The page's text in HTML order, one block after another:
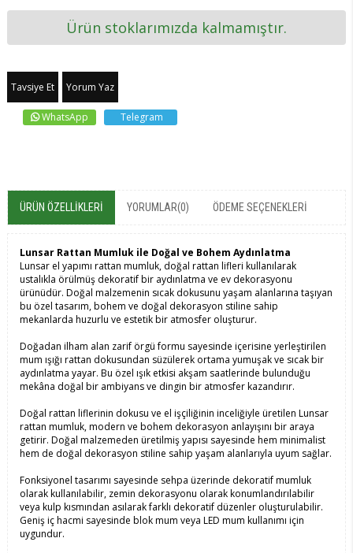
Ürün stoklarımızda kalmamıştır.
Tavsiye Et Yorum Yaz
WhatsApp Telegram
ÜRÜN ÖZELLIKLERI YORUMLAR(0) ÖDEME SEÇENEKLERI
Lunsar Rattan Mumluk ile Doğal ve Bohem Aydınlatma
Lunsar el yapımı rattan mumluk, doğal rattan lifleri kullanılarak
ustalıkla örülmüş dekoratif bir aydınlatma ve ev dekorasyonu
ürünüdür. Doğal malzemenin sıcak dokusunu yaşam alanlarına taşıyan
bu özel tasarım, bohem ve doğal dekorasyon stiline sahip
mekanlarda huzurlu ve estetik bir atmosfer oluşturur.
Doğadan ilham alan zarif örgü formu sayesinde içerisine yerleştirilen
mum ışığı rattan dokusundan süzülerek ortama yumuşak ve sıcak bir
aydınlatma yayar. Bu özel ışık etkisi akşam saatlerinde bulunduğu
mekâna doğal bir ambiyans ve dingin bir atmosfer kazandırır.
Doğal rattan liflerinin dokusu ve el işçiliğinin inceliğiyle üretilen Lunsar
rattan mumluk, modern ve bohem dekorasyon anlayışını bir araya
getirir. Doğal malzemeden üretilmiş yapısı sayesinde hem minimalist
hem de doğal dekorasyon stiline sahip yaşam alanlarıyla uyum sağlar.
Fonksiyonel tasarımı sayesinde sehpa üzerinde dekoratif mumluk
olarak kullanılabilir, zemin dekorasyonu olarak konumlandırılabilir
veya kulp kısmından asılarak farklı dekoratif düzenler oluşturulabilir.
Geniş iç hacmi sayesinde blok mum veya LED mum kullanımı için
uygundur.